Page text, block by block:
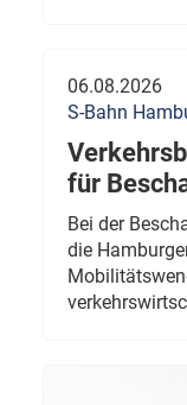
06.08.2026
S-Bahn
für
Bei der
die